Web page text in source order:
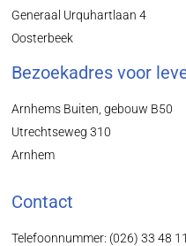
Generaal Urquhartlaan 4
Oosterbeek
Bezoekadres voor
Arnhems Buiten, gebouw B50
Utrechtseweg 310
Arnhem
Contact
Telefoonnummer: (026) 33 48